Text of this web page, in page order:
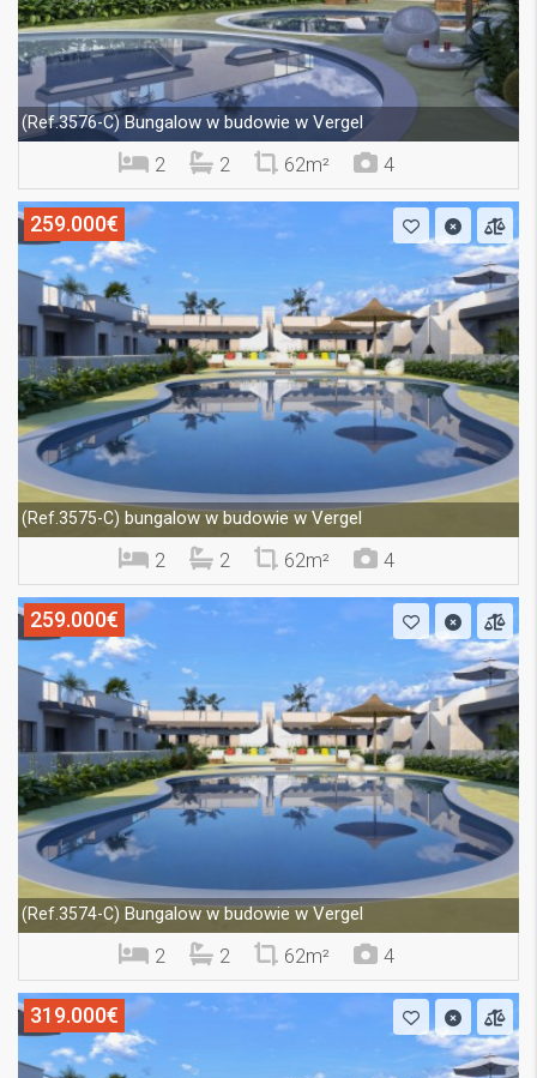
(Ref.3576-C)Bungalow w budowie w Vergel
2 2 62m² 4
259.000€
(Ref.3575-C) bungalow w budowie w Vergel
2 2 62m² 4
259.000€
(Ref.3574-C) Bungalow w budowie w Vergel
2 2 62m² 4
319.000€